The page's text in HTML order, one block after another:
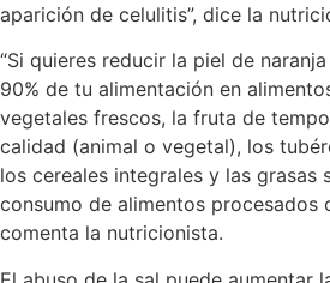
aparición de celulitis”, dice la
“Si quieres reducir la piel de
90% de tu alimentación en
vegetales frescos, la fruta de
calidad (animal o vegetal), los
los cereales integrales y las grasas
consumo de alimentos procesados
comenta la nutricionista.